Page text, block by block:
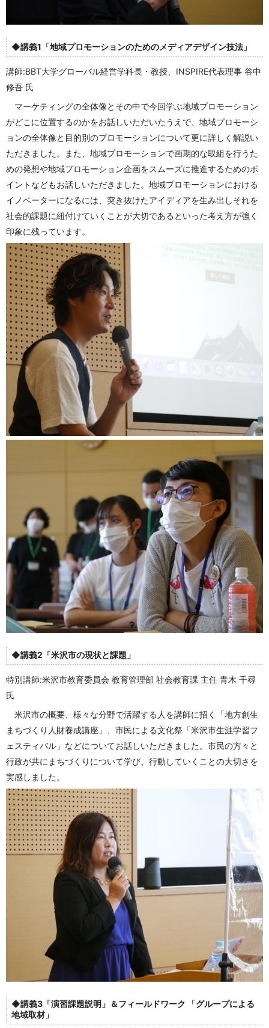
◆講義1「地域プロモーションのためのメディアデザイン技法」
講師:BBT大学グローバル経営学科長・教授、INSPIRE代表理事 谷中
修吾 氏
マーケティングの全体像とその中で今回学ぶ地域プロモーション
がどこに位置するのかをお話しいただいたうえで、地域プロモーシ
ョンの全体像と目的別のプロモーションについて更に詳しく解説い
ただきました。また、地域プロモーションで画期的な取組を行うた
めの発想や地域プロモーション企画をスムーズに推進するためのポ
イントなどもお話しいただきました。地域プロモーションにおける
イノベーターになるには、突き抜けたアイディアを生み出しそれを
社会的課題に紐付けていくことが大切であるといった考え方が強く
印象に残っています。
◆講義2「米沢市の現状と課題」
特別講師:米沢市教育委員会 教育管理部 社会教育課 主任 青木 千尋
氏
米沢市の概要、様々な分野で活躍する人を講師に招く「地方創生
まちづくり人財養成講座」、市民による文化祭「米沢市生涯学習フ
ェスティバル」などについてお話しいただきました。市民の方々と
行政が共にまちづくりについて学び、行動していくことの大切さを
実感しました。
◆講義3「演習課題説明」＆フィールドワーク 「グループによる
地域取材」